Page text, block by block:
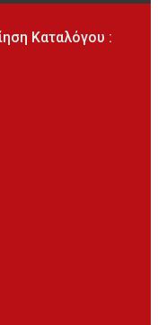
Καταλόγου :